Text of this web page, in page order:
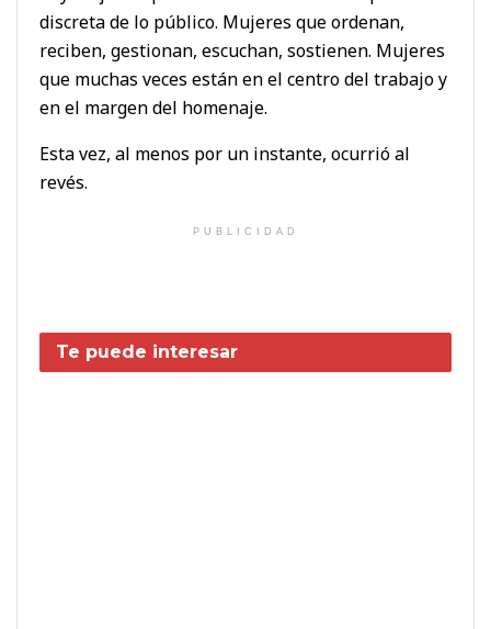
discreta de lo público. Mujeres que ordenan,
reciben, gestionan, escuchan, sostienen. Mujeres
que muchas veces están en el centro del trabajo y
en el margen del homenaje.
Esta vez, al menos por un instante, ocurrió al
revés.
PUBLICIDAD
Te puede interesar